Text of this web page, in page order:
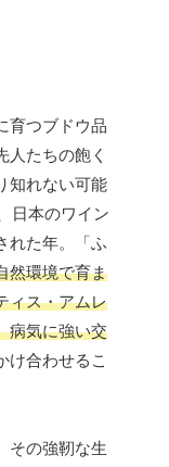
育つブドウ品
人たちの飽く
知れない可能
日本のワイン
れた年。「ふ
然環境で育ま
ィス・アムレ
病気に強い交
け合わせるこ
その強靭な生